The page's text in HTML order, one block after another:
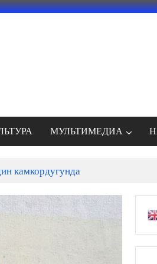
МУЛЬТИМЕДИА
камкордугунда